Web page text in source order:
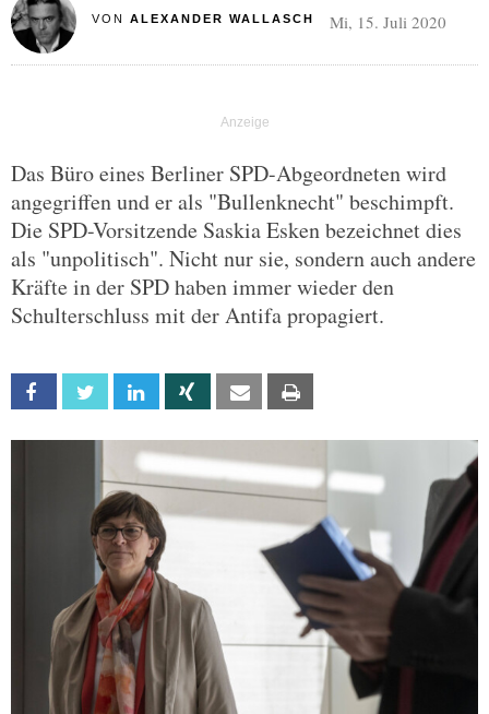
VON ALEXANDER WALLASCH Mi, 15. Juli 2020
Das Büro eines Berliner SPD-Abgeordneten wird
angegriffen und er als "Bullenknecht" beschimpft.
Die SPD-Vorsitzende Saskia Esken bezeichnet dies
als "unpolitisch". Nicht nur sie, sondern auch andere
Kräfte in der SPD haben immer wieder den
Schulterschluss mit der Antifa propagiert.
Facebook Twitter Linkedin Xing Email